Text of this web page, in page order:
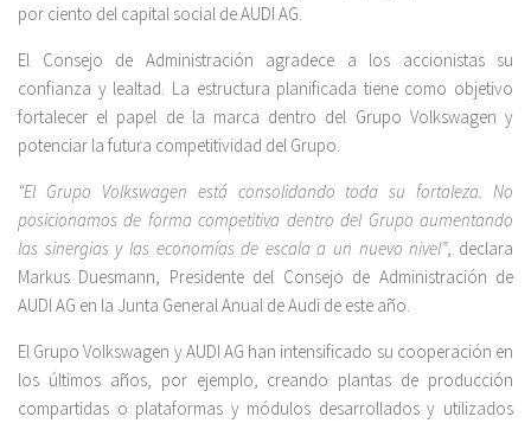
por ciento del capital social de AUDI AG.
El Consejo de Administración agradece a los accionistas su
confianza y lealtad. La estructura planificada tiene como objetivo
fortalecer el papel de la marca dentro del Grupo Volkswagen y
potenciar la futura competitividad del Grupo.
“El Grupo Volkswagen está consolidando toda su fortaleza. No
posicionamos de forma competitiva dentro del Grupo aumentando
las sinergias y las economías de escala a un nuevo nivel”, declara
Markus Duesmann, Presidente del Consejo de Administración de
AUDI AG en la Junta General Anual de Audi de este año.
El Grupo Volkswagen y AUDI AG han intensificado su cooperación en
los últimos años, por ejemplo, creando plantas de producción
compartidas o plataformas y módulos desarrollados y utilizados